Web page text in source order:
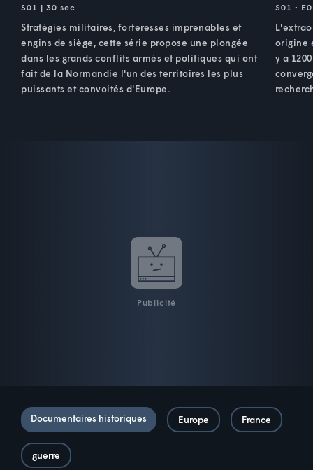
S01 | 30 sec
Stratégies militaires, forteresses imprenables et
engins de siège, cette série propose une plongée
dans les grands conflits armés et politiques qui ont
fait de la Normandie l'un des territoires les plus
puissants et convoités d'Europe.
S01 •
origine
y a
Publicité
Documentaires historiques Europe France
guerre